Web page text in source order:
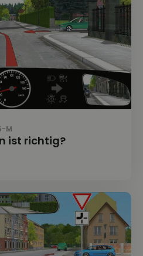
M
ist richtig?